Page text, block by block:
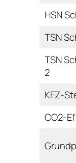
HSN
TSN
TSN
2
KFZ-
CO2-